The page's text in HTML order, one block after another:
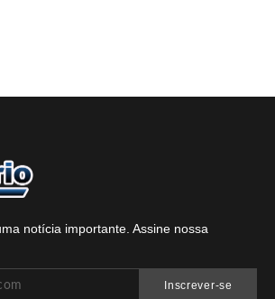
notícia importante. Assine nossa
Inscrever-se